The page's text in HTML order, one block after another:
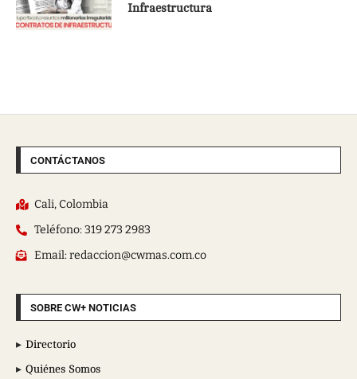
Infraestructura
CONTÁCTANOS
Cali, Colombia
Teléfono: 319 273 2983
Email: redaccion@cwmas.com.co
SOBRE CW+ NOTICIAS
Directorio
Quiénes Somos